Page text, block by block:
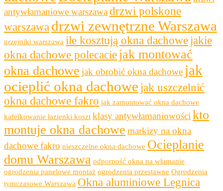
antywłamaniowe warszawadrzwi polskone
warszawa drzwi zewnętrzne Warszawa
grzejniki warszawa ile kosztują okna dachowe jakie
okna dachowe polecacie jak montować
okna dachowe jak obrobić okna dachowe jak
ocieplić okna dachowe jak uszczelnić
okna dachowe fakro jak zamontować okna dachowe
kafelkowanie łazienki koszt klasy antywłamaniowościkto
montuje okna dachowe markizy na okna
dachowe fakro nieszczelne okna dachowe Ocieplanie
domu Warszawa odporność okna na włamanie
ogrodzenia panelowe montaż ogrodzenia przestawne Ogrodzenia
tymczasowe Warszawa Okna aluminiowe Legnica